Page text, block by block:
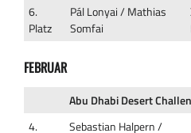
6.
Platz
Pál Lonyai / Mathias
Somfai
FEBRUAR
Abu Dhabi Desert
4.
Sebastian Halpern /